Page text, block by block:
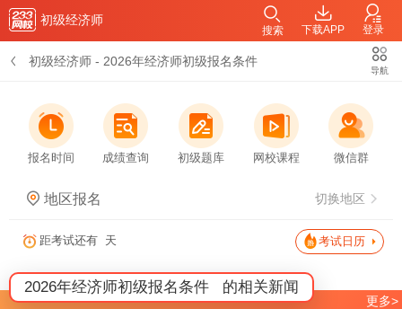
初级经济师
下载APP 登录
搜索
初级经济师 - 2026年经济师初级报名条件
导航
报名时间 成绩查询 初级题库 网校课程 微信群
地区报名 切换地区
距考试还有 天 考试日历
2026年经济师初级报名条件 的相关新闻
更多>